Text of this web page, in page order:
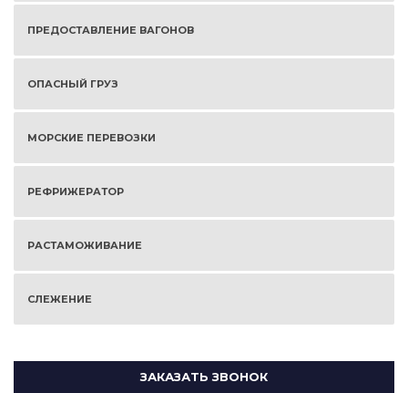
ПРЕДОСТАВЛЕНИЕ ВАГОНОВ
ОПАСНЫЙ ГРУЗ
МОРСКИЕ ПЕРЕВОЗКИ
РЕФРИЖЕРАТОР
РАСТАМОЖИВАНИЕ
СЛЕЖЕНИЕ
ЗАКАЗАТЬ ЗВОНОК